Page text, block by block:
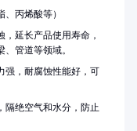
丙烯酸等）
延长产品使用寿命，
管道等领域。
强，耐腐蚀性能好，可
隔绝空气和水分，防止